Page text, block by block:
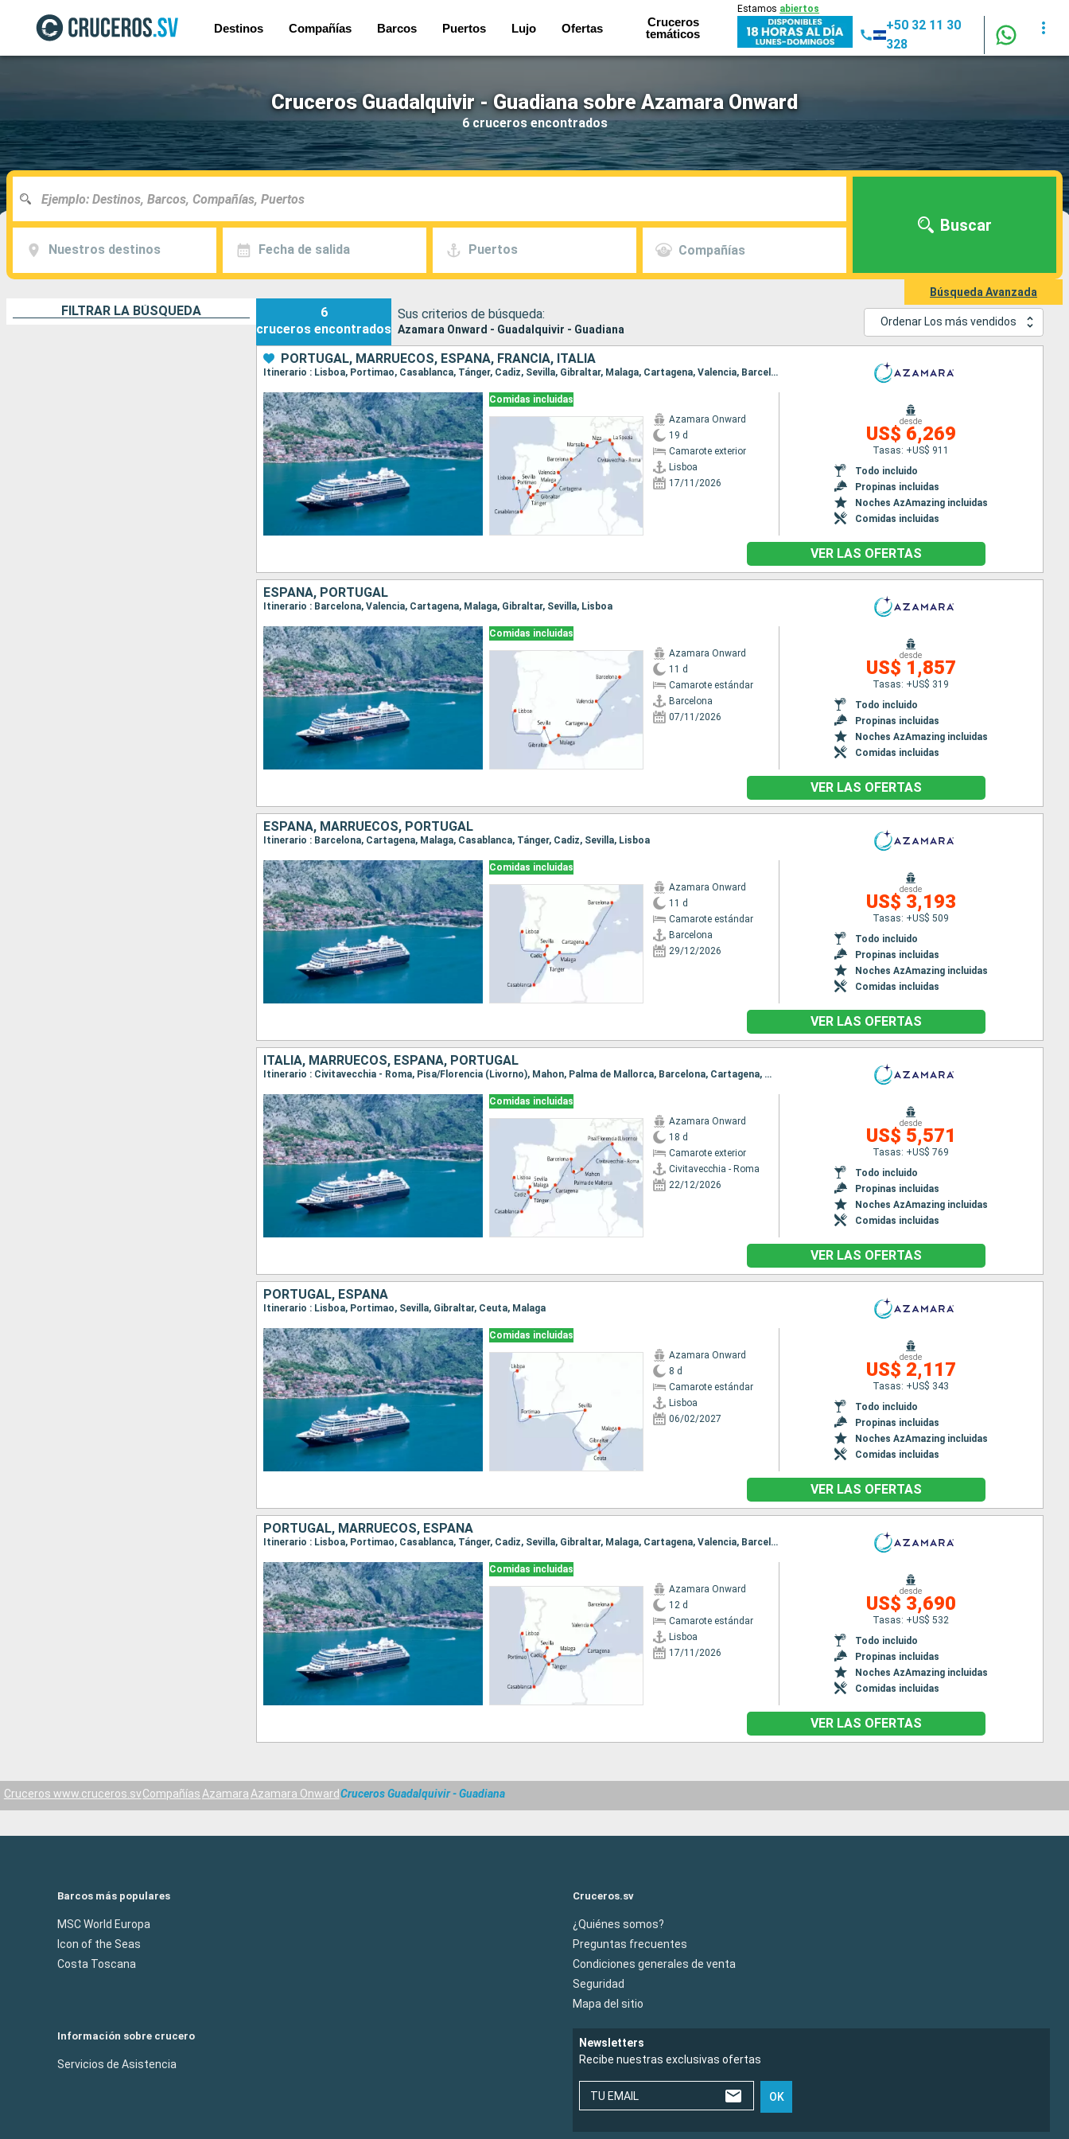
Destinos Compañías Barcos Puertos Lujo Ofertas
Cruceros
temáticos
Estamos abiertos
+50 32 11 30
328
Cruceros Guadalquivir - Guadiana sobre Azamara Onward
6 cruceros encontrados
Nuestros destinos Fecha de salida Puertos Compañías
Buscar
Búsqueda Avanzada
FILTRAR LA BÚSQUEDA
6
cruceros encontrados
Sus criterios de búsqueda:
Azamara Onward - Guadalquivir - Guadiana
Ordenar Los más vendidos
PORTUGAL, MARRUECOS, ESPAÑA, FRANCIA, ITALIA
Itinerario : Lisboa, Portimao, Casablanca, Tánger, Cadiz, Sevilla, Gibraltar, Malaga, Cartagena, Valencia, Barcelona, Marsella, Niza, La Spezia, Pisa/Florencia (Livorno), Civitavecchia - Roma
Comidas incluidas
Azamara Onward
19 d
Camarote exterior
Lisboa
17/11/2026
desde
US$ 6,269
Tasas: +US$ 911
Todo incluido
Propinas incluidas
Noches AzAmazing incluidas
Comidas incluidas
VER LAS OFERTAS
ESPAÑA, PORTUGAL
Itinerario : Barcelona, Valencia, Cartagena, Malaga, Gibraltar, Sevilla, Lisboa
Comidas incluidas
Azamara Onward
11 d
Camarote estándar
Barcelona
07/11/2026
desde
US$ 1,857
Tasas: +US$ 319
Todo incluido
Propinas incluidas
Noches AzAmazing incluidas
Comidas incluidas
VER LAS OFERTAS
ESPAÑA, MARRUECOS, PORTUGAL
Itinerario : Barcelona, Cartagena, Malaga, Casablanca, Tánger, Cadiz, Sevilla, Lisboa
Comidas incluidas
Azamara Onward
11 d
Camarote estándar
Barcelona
29/12/2026
desde
US$ 3,193
Tasas: +US$ 509
Todo incluido
Propinas incluidas
Noches AzAmazing incluidas
Comidas incluidas
VER LAS OFERTAS
ITALIA, MARRUECOS, ESPAÑA, PORTUGAL
Itinerario : Civitavecchia - Roma, Pisa/Florencia (Livorno), Mahon, Palma de Mallorca, Barcelona, Cartagena, Malaga, Casablanca, Tánger, Cadiz, Sevilla, Lisboa
Comidas incluidas
Azamara Onward
18 d
Camarote exterior
Civitavecchia - Roma
22/12/2026
desde
US$ 5,571
Tasas: +US$ 769
Todo incluido
Propinas incluidas
Noches AzAmazing incluidas
Comidas incluidas
VER LAS OFERTAS
PORTUGAL, ESPAÑA
Itinerario : Lisboa, Portimao, Sevilla, Gibraltar, Ceuta, Malaga
Comidas incluidas
Azamara Onward
8 d
Camarote estándar
Lisboa
06/02/2027
desde
US$ 2,117
Tasas: +US$ 343
Todo incluido
Propinas incluidas
Noches AzAmazing incluidas
Comidas incluidas
VER LAS OFERTAS
PORTUGAL, MARRUECOS, ESPAÑA
Itinerario : Lisboa, Portimao, Casablanca, Tánger, Cadiz, Sevilla, Gibraltar, Malaga, Cartagena, Valencia, Barcelona
Comidas incluidas
Azamara Onward
12 d
Camarote estándar
Lisboa
17/11/2026
desde
US$ 3,690
Tasas: +US$ 532
Todo incluido
Propinas incluidas
Noches AzAmazing incluidas
Comidas incluidas
VER LAS OFERTAS
Cruceros www.cruceros.svCompañíasAzamaraAzamara OnwardCruceros Guadalquivir - Guadiana
Barcos más populares
MSC World Europa
Icon of the Seas
Costa Toscana
Cruceros.sv
¿Quiénes somos?
Preguntas frecuentes
Condiciones generales de venta
Seguridad
Mapa del sitio
Información sobre crucero
Servicios de Asistencia
Newsletters
Recibe nuestras exclusivas ofertas
TU EMAIL OK